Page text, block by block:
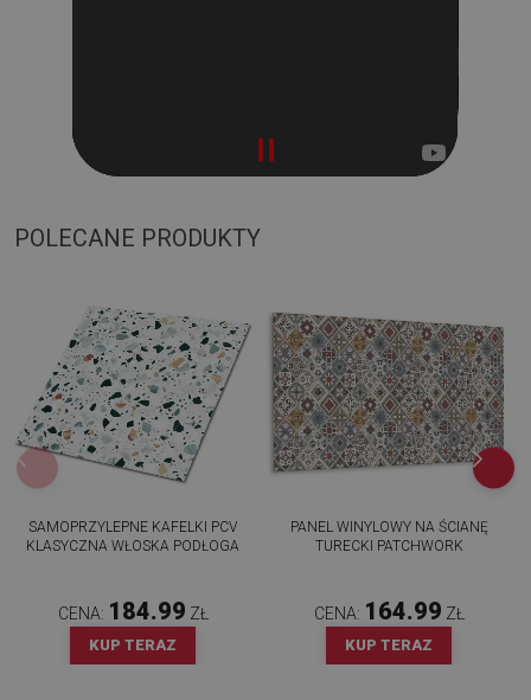
POLECANE PRODUKTY
SAMOPRZYLEPNE KAFELKI PCV
KLASYCZNA WŁOSKA PODŁOGA
CENA: 184.99 ZŁ
KUP TERAZ
PANEL WINYLOWY NA ŚCIANĘ
TURECKI PATCHWORK
CENA: 164.99 ZŁ
KUP TERAZ